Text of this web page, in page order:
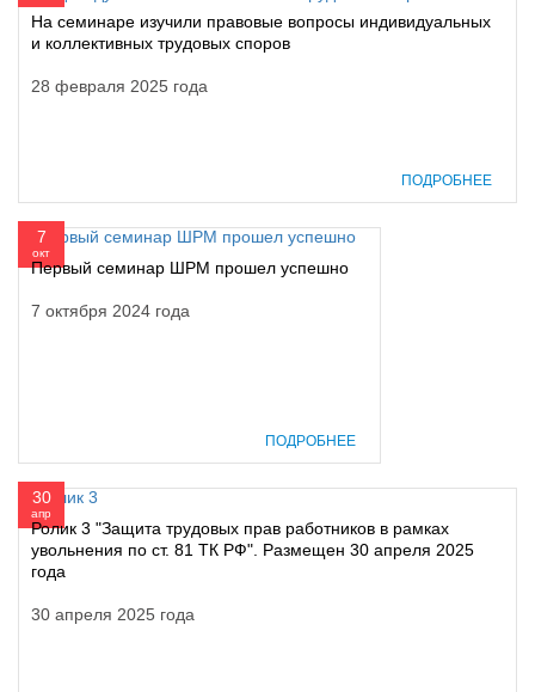
На семинаре изучили правовые вопросы индивидуальных
и коллективных трудовых споров
28 февраля 2025 года
ПОДРОБНЕЕ
7
окт
Первый семинар ШРМ прошел успешно
7 октября 2024 года
ПОДРОБНЕЕ
30
апр
Ролик 3 "Защита трудовых прав работников в рамках
увольнения по ст. 81 ТК РФ". Размещен 30 апреля 2025
года
30 апреля 2025 года